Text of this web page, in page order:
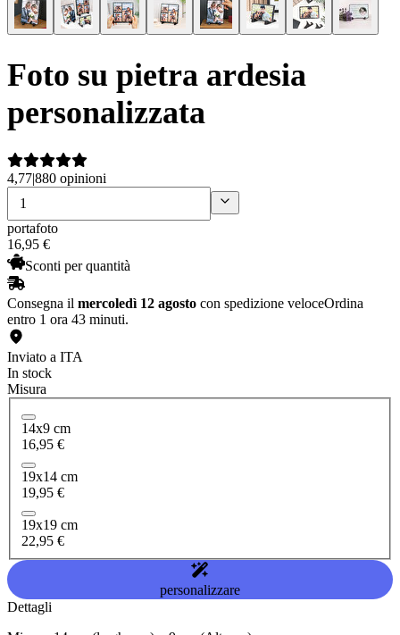
Foto su pietra ardesia
personalizzata
4,77|880 opinioni
portafoto
16,95 €
Sconti per quantità
Consegna il mercoledì 12 agosto con spedizione veloceOrdina
entro 1 ora 43 minuti.
Inviato a ITA
In stock
Misura
14x9 cm
16,95 €
19x14 cm
19,95 €
19x19 cm
22,95 €
personalizzare
Dettagli